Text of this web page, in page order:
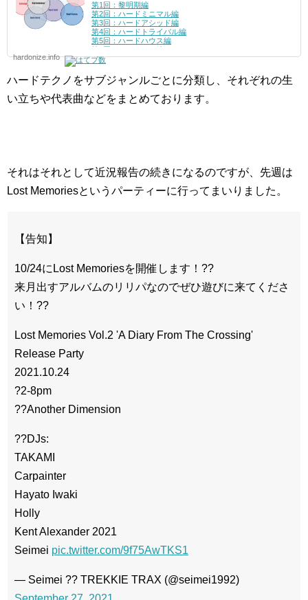
第1回：黎明期編
第2回：ハードミニマル編
第3回：ハードアシッド編
第4回：ハードトライバル編
第5回：ハードハウス編
第7回：ハードグルーヴ編
第9回：テックダンス編
番外
第1回：メロディアス・ハードテクノ編
第2回：ハードダンス編
hardonize.info
ハードテクノをサブジャンルごとに分類し、それぞれの生
い立ちや代表曲などをまとめております。
それはそれとして近況報告の続きになるのですが、先週は
Lost Memoriesというパーティーに行ってまいりました。
【告知】
10/24にLost Memoriesを開催します！??
来月出すアルバムのリリパなのでぜひ遊びに来てくださ
い！??
Lost Memories Vol.2 'A Diary From The Crossing'
Release Party
2021.10.24
?2-8pm
??Another Dimension
??DJs:
TAKAMI
Carpainter
Hayato Iwaki
Holly
Kent Alexander 2021
Seimei pic.twitter.com/9f75AwTKS1
— Seimei ?? TREKKIE TRAX (@seimei1992)